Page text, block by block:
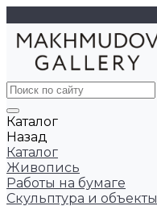
Каталог
Назад
Каталог
Живопись
Работы на бумаге
Скульптура и объекты